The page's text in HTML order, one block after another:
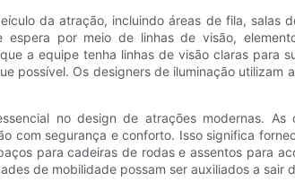
da atração, incluindo áreas de fila,
por meio de linhas de visão,
a equipe tenha linhas de visão claras
possível. Os designers de iluminação
no design de atrações modernas.
com segurança e conforto. Isso significa
para cadeiras de rodas e assentos para
de mobilidade possam ser auxiliados a sair